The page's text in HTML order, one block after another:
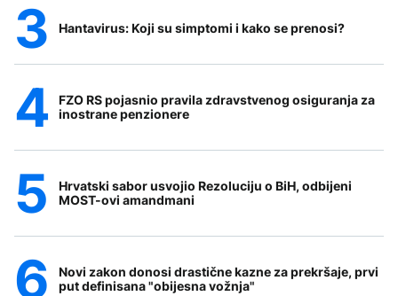
Hantavirus: Koji su simptomi i kako se prenosi?
FZO RS pojasnio pravila zdravstvenog osiguranja za
inostrane penzionere
Hrvatski sabor usvojio Rezoluciju o BiH, odbijeni
MOST-ovi amandmani
Novi zakon donosi drastične kazne za prekršaje, prvi
put definisana "obijesna vožnja"